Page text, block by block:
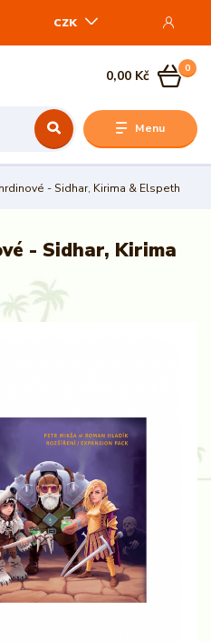
Menu
CZK
0
0,00 Kč
- Sidhar, Kirima & Elspeth
- Sidhar, Kirima